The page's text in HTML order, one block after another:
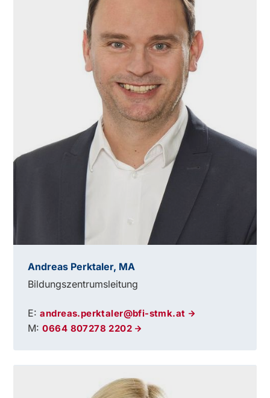
Andreas Perktaler, MA
Bildungszentrumsleitung
E:andreas.perktaler@bfi-stmk.at
M:0664 807278 2202